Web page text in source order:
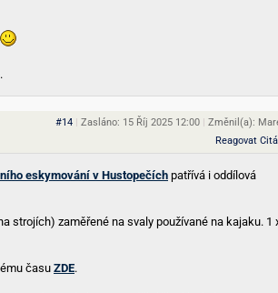
#14 | Zasláno: 15 Říj 2025 12:00 | Změnil(a):
Reagovat
eskymování v Hustopečích patřívá i oddílová
strojích) zaměřené na svaly používané na kajaku. 1
časuZDE.